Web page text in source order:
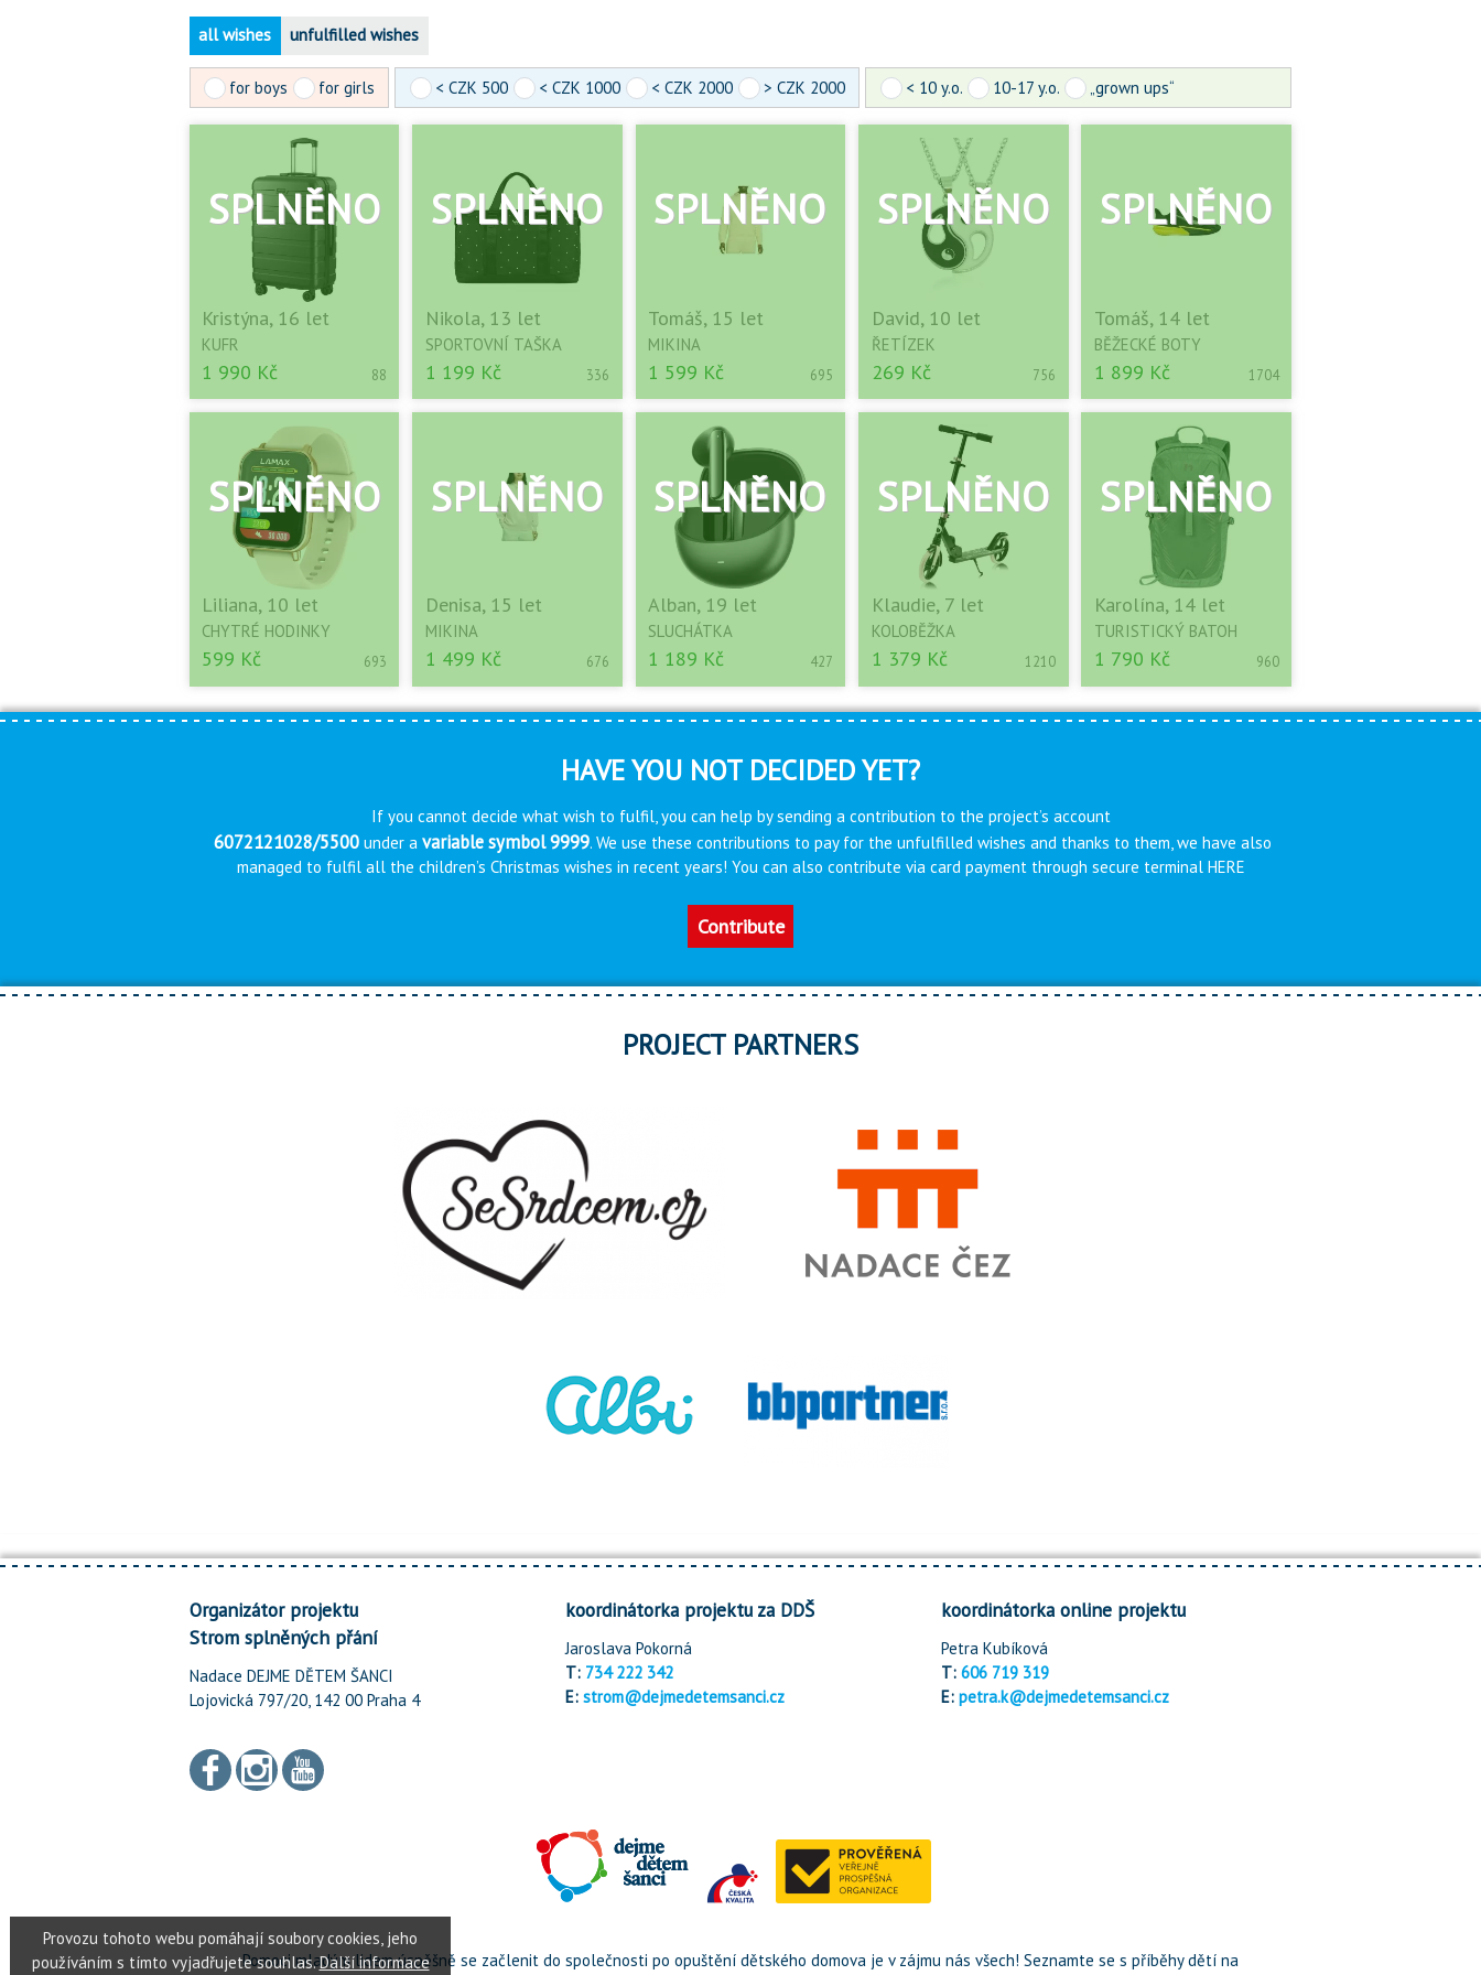
all wishes unfulfilled wishes
for boys for girls < CZK 500 < CZK 1000 < CZK 2000 > CZK 2000 < 10 y.o. 10-17 y.o. „grown ups“
Kristýna, 16 let
KUFR
1 990 Kč 88
Nikola, 13 let
SPORTOVNÍ TAŠKA
1 199 Kč 336
Tomáš, 15 let
MIKINA
1 599 Kč 695
David, 10 let
ŘETÍZEK
269 Kč 756
Tomáš, 14 let
BĚŽECKÉ BOTY
1 899 Kč 1704
Liliana, 10 let
CHYTRÉ HODINKY
599 Kč 693
Denisa, 15 let
MIKINA
1 499 Kč 676
Alban, 19 let
SLUCHÁTKA
1 189 Kč 427
Klaudie, 7 let
KOLOBĚŽKA
1 379 Kč 1210
Karolína, 14 let
TURISTICKÝ BATOH
1 790 Kč 960
HAVE YOU NOT DECIDED YET?
If you cannot decide what wish to fulfil, you can help by sending a contribution to the project’s account
6072121028/5500 under a variable symbol 9999. We use these contributions to pay for the unfulfilled wishes and thanks to them, we have also
managed to fulfil all the children’s Christmas wishes in recent years! You can also contribute via card payment through secure terminal HERE
Contribute
PROJECT PARTNERS
Organizátor projektu
Strom splněných přání
Nadace DEJME DĚTEM ŠANCI
Lojovická 797/20, 142 00 Praha 4
koordinátorka projektu za DDŠ
Jaroslava Pokorná
T: 734 222 342
E: strom@dejmedetemsanci.cz
koordinátorka online projektu
Petra Kubíková
T:606 719 319
E:petra.k@dejmedetemsanci.cz
Pomoci mladým lidem úspěšně se začlenit do společnosti po opuštění dětského domova je v zájmu nás všech! Seznamte se s příběhy dětí na